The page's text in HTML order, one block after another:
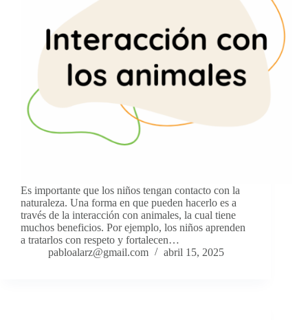
Es importante que los niños tengan contacto con la
naturaleza. Una forma en que pueden hacerlo es a
través de la interacción con animales, la cual tiene
muchos beneficios. Por ejemplo, los niños aprenden
a tratarlos con respeto y fortalecen…
pabloalarz@gmail.com
abril 15, 2025